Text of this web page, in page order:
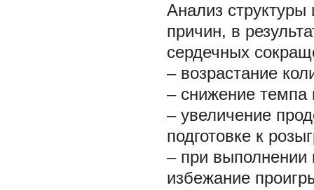
Анализ
причин, в
сердечных
– возрастание
– снижение темпа
– увеличение
подготовке к
– при выполнении
избежание